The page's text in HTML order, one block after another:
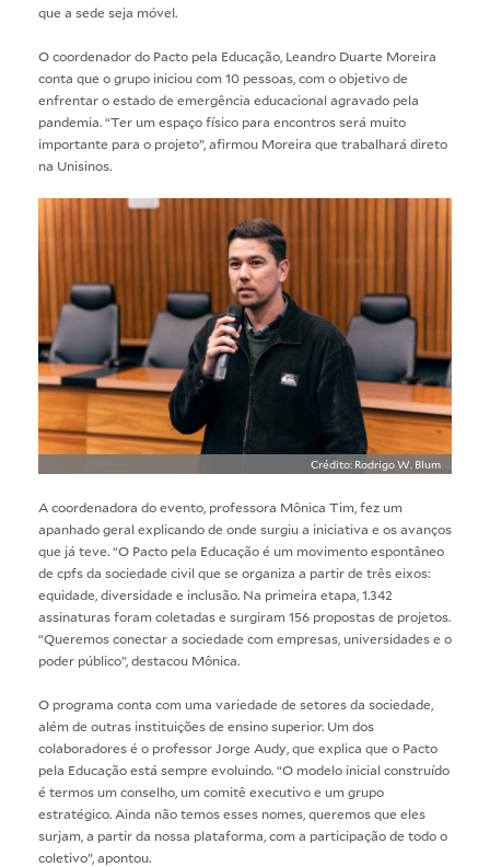
que a sede seja móvel.
O coordenador do Pacto pela Educação, Leandro Duarte Moreira
conta que o grupo iniciou com 10 pessoas, com o objetivo de
enfrentar o estado de emergência educacional agravado pela
pandemia. “Ter um espaço físico para encontros será muito
importante para o projeto”, afirmou Moreira que trabalhará direto
na Unisinos.
Crédito: Rodrigo W. Blum
A coordenadora do evento, professora Mônica Tim, fez um
apanhado geral explicando de onde surgiu a iniciativa e os avanços
que já teve. “O Pacto pela Educação é um movimento espontâneo
de cpfs da sociedade civil que se organiza a partir de três eixos:
equidade, diversidade e inclusão. Na primeira etapa, 1.342
assinaturas foram coletadas e surgiram 156 propostas de projetos.
“Queremos conectar a sociedade com empresas, universidades e o
poder público”, destacou Mônica.
O programa conta com uma variedade de setores da sociedade,
além de outras instituições de ensino superior. Um dos
colaboradores é o professor Jorge Audy, que explica que o Pacto
pela Educação está sempre evoluindo. “O modelo inicial construído
é termos um conselho, um comitê executivo e um grupo
estratégico. Ainda não temos esses nomes, queremos que eles
surjam, a partir da nossa plataforma, com a participação de todo o
coletivo”, apontou.